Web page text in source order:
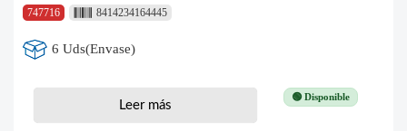
747716
8414234164445
6 Uds(Envase)
🟢 Disponible
Leer más